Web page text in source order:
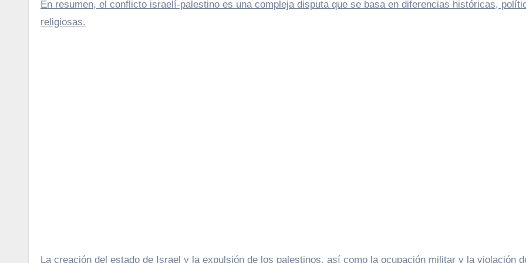
En resumen, el conflicto israelí-palestino es una compleja disputa que se basa en diferencias históricas,
religiosas.
La creación del estado de Israel y la expulsión de los palestinos, así como la ocupación militar y la violación